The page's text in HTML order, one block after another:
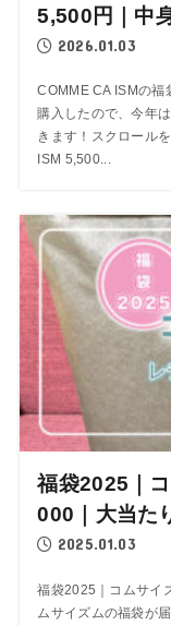
5,500円｜中
2026.01.03
COMME CA ISMの福
購入したので、今年
きます！スクロール
ISM 5,500...
福袋2025｜
000｜大当た
2025.01.03
福袋2025｜コムサイ
ムサイズムの福袋が